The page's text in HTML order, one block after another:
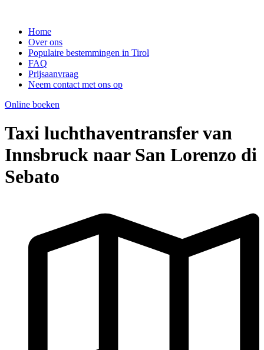
Home
Over ons
Populaire bestemmingen in Tirol
FAQ
Prijsaanvraag
Neem contact met ons op
Online boeken
Taxi luchthaventransfer van
Innsbruck naar San Lorenzo di
Sebato